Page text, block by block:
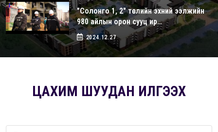
"Солонго 1, 2" төслийн эхний ээлжийн
980 айлын орон сууц ир…
2024.12.27
ЦАХИМ ШУУДАН ИЛГЭЭХ